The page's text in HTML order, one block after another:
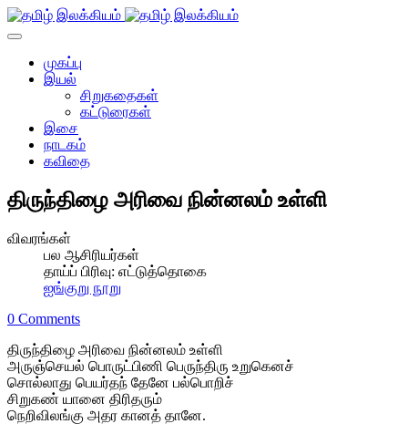
முகப்பு
இயல்
சிறுகதைகள்
கட்டுரைகள்
இசை
நாடகம்
கவிதை
திருந்திழை அரிவை நின்னலம் உள்ளி
விவரங்கள்
பல ஆசிரியர்கள்
தாய்ப் பிரிவு: எட்டுத்தொகை
ஐங்குறு நூறு
0 Comments
திருந்திழை அரிவை நின்னலம் உள்ளி
அருஞ்செயல் பொருட்பிணி பெருந்திரு உறுகெனச்
சொல்லாது பெயர்தந் தேனே பல்பொறிச்
சிறுகண் யானை திரிதரும்
நெறிவிலங்கு அதர கானத் தானே.